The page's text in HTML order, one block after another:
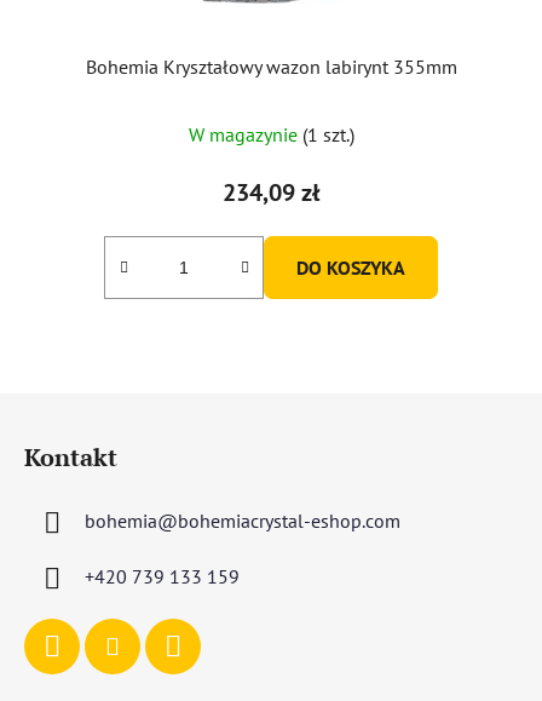
Bohemia Kryształowy wazon labirynt 355mm
W magazynie (1 szt.)
234,09 zł
DO KOSZYKA
Kontakt
bohemia@bohemiacrystal-eshop.com
+420 739 133 159